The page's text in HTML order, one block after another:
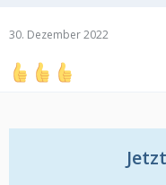
30. Dezember 2022